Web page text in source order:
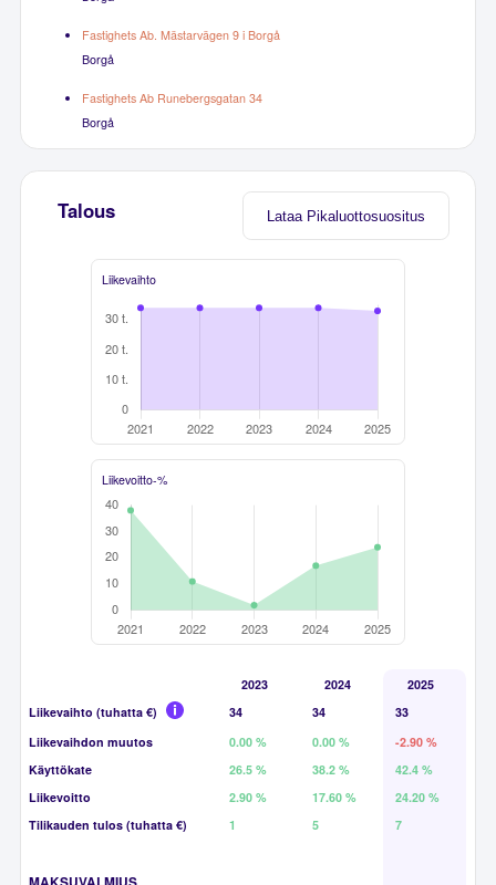
Fastighets Ab. Mästarvägen 9 i Borgå
Borgå
Fastighets Ab Runebergsgatan 34
Borgå
Lataa Pikaluottosuositus
Talous
Liikevaihto
Liikevoitto-%
2023 2024
2025
Liikevaihto (tuhatta €)
34 34
33
Liikevaihdon muutos
0.00 % 0.00 %
-2.90 %
Käyttökate
26.5 % 38.2 %
42.4 %
Liikevoitto
2.90 % 17.60 %
24.20 %
Tilikauden tulos (tuhatta €)
1 5 7